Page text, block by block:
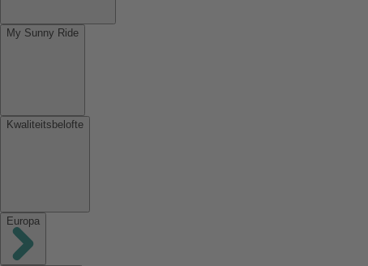
My Sunny Ride
Kwaliteitsbelofte
Europa